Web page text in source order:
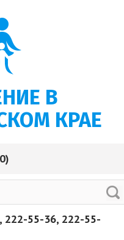
В
КРАЕ
0)
222-55-36, 222-55-